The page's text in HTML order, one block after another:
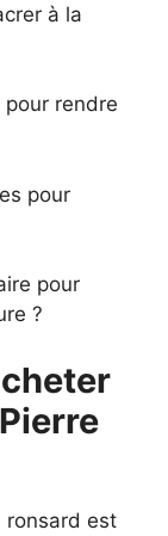
à la
rendre
pour
pour
?
ronsard est